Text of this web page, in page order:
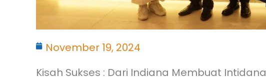
November 19, 2024
Kisah Sukses : Dari Indiana Membuat Intidana